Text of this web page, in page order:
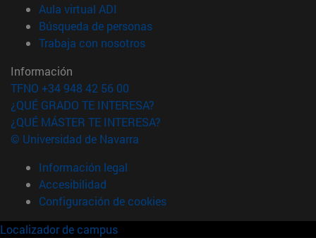
Aula virtual ADI
Búsqueda de personas(abre en nueva ventana)
Trabaja con nosotros(abre en nueva ventana)
Información
TFNO +34 948 42 56 00
¿QUÉ GRADO TE INTERESA?
¿QUÉ MÁSTER TE INTERESA?
© Universidad de Navarra
Información legal
Accesibilidad
Configuración de cookies
Localizador de campus